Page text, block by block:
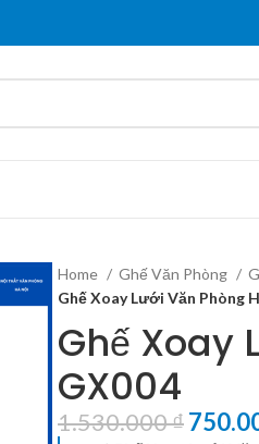
Home Ghế Văn Phòng
Ghế Xoay Lưới Văn Phòng
Ghế Xoay
GX004
1.530.000₫